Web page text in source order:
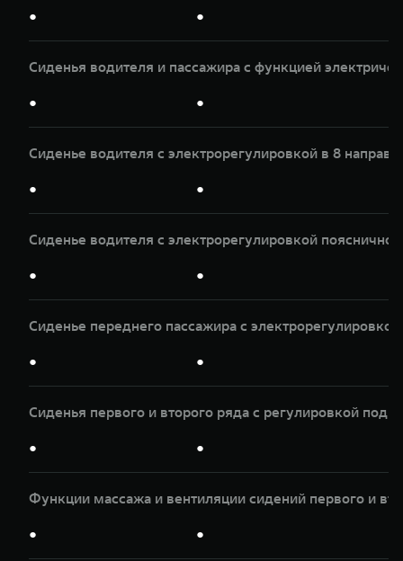
● ●
Сиденья водителя и пассажира с функцией
● ●
Сиденье водителя с электрорегулировкой в 8
● ●
Сиденье водителя с электрорегулировкой
● ●
Сиденье переднего пассажира с
● ●
Сиденья первого и второго ряда с регулировкой
● ●
Функции массажа и вентиляции сидений первого и
● ●